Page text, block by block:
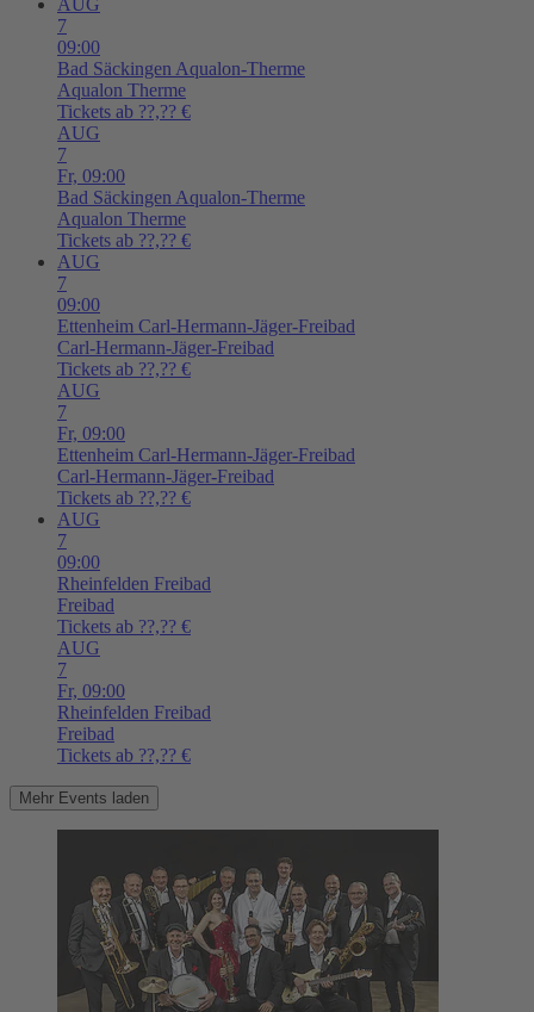
7
09:00
Bad Säckingen Aqualon-Therme
Aqualon Therme
Tickets ab ??,?? €
AUG
7
Fr, 09:00
Bad Säckingen Aqualon-Therme
Aqualon Therme
Tickets ab ??,?? €
AUG
7
09:00
Ettenheim Carl-Hermann-Jäger-Freibad
Carl-Hermann-Jäger-Freibad
Tickets ab ??,?? €
AUG
7
Fr, 09:00
Ettenheim Carl-Hermann-Jäger-Freibad
Carl-Hermann-Jäger-Freibad
Tickets ab ??,?? €
AUG
7
09:00
Rheinfelden Freibad
Freibad
Tickets ab ??,?? €
AUG
7
Fr, 09:00
Rheinfelden Freibad
Freibad
Tickets ab ??,?? €
Mehr Events laden